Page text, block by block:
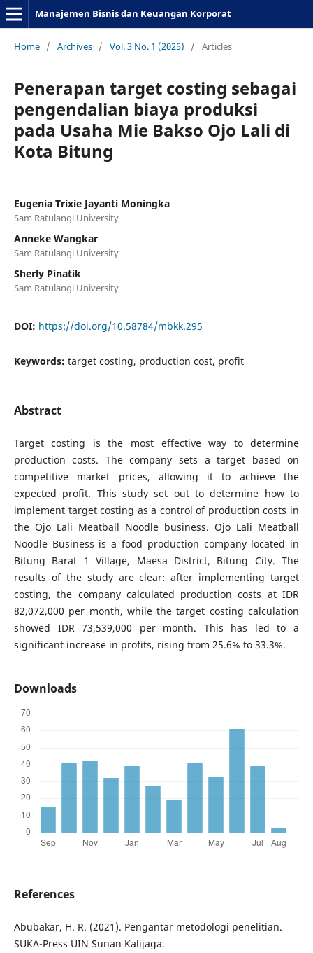
Manajemen Bisnis dan Keuangan Korporat
Home / Archives / Vol. 3 No. 1 (2025) / Articles
Penerapan target costing sebagai
pengendalian biaya produksi
pada Usaha Mie Bakso Ojo Lali di
Kota Bitung
Eugenia Trixie Jayanti Moningka
Sam Ratulangi University
Anneke Wangkar
Sam Ratulangi University
Sherly Pinatik
Sam Ratulangi University
DOI: https://doi.org/10.58784/mbkk.295
Keywords: target costing, production cost, profit
Abstract
Target costing is the most effective way to determine
production costs. The company sets a target based on
competitive market prices, allowing it to achieve the
expected profit. This study set out to determine how to
implement target costing as a control of production costs in
the Ojo Lali Meatball Noodle business. Ojo Lali Meatball
Noodle Business is a food production company located in
Bitung Barat 1 Village, Maesa District, Bitung City. The
results of the study are clear: after implementing target
costing, the company calculated production costs at IDR
82,072,000 per month, while the target costing calculation
showed IDR 73,539,000 per month. This has led to a
significant increase in profits, rising from 25.6% to 33.3%.
Downloads
References
Abubakar, H. R. (2021). Pengantar metodologi penelitian.
SUKA-Press UIN Sunan Kalijaga.